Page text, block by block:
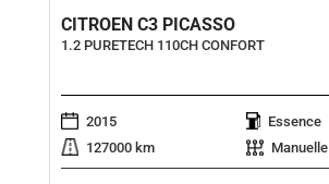
CITROEN C3 PICASSO
1.2 PURETECH 110CH CONFORT
2015
Essence
127000 km
Manuelle